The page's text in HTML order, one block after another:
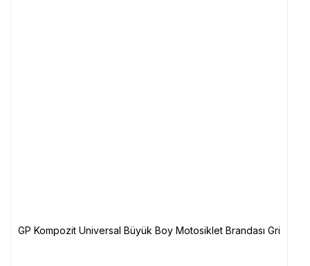
GP Kompozit Universal Büyük Boy Motosiklet Brandası Gri